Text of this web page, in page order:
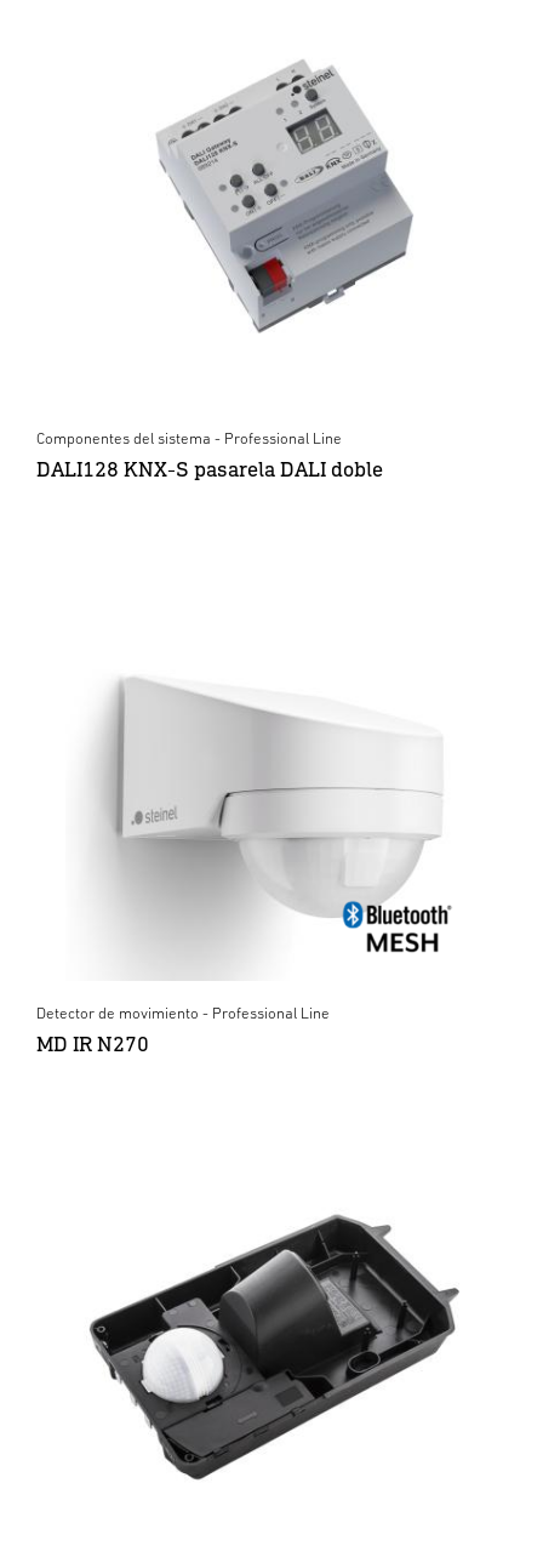
Componentes del sistema - Professional Line
DALI128 KNX-S pasarela DALI doble
Detector de movimiento - Professional Line
MD IR N270